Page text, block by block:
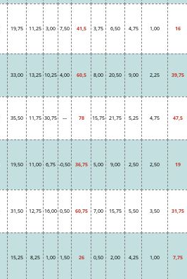
19,75 11,25 3,00 7,50 41,5 3,75 6,50 4,75 1,00 16
33,00 13,25 10,25 4,00 60,5 8,00 20,50 9,00 2,25 39,75
35,50 11,75 30,75 --- 78 15,75 21,75 5,25 4,75 47,5
19,50 11,00 6,75 -0,50 36,75 5,00 9,00 2,50 2,50 19
31,50 12,75 16,00 0,50 60,75 7,00 15,75 5,50 3,50 31,75
15,25 8,25 1,00 1,50 26 0,50 2,00 4,25 1,00 7,75